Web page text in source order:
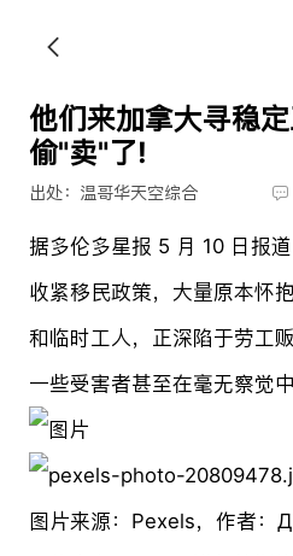
他们来加拿大寻稳
偷"卖"了!
出处：温哥华天空综合
据多伦多星报 5 月 10 日报
收紧移民政策，大量原本怀
和临时工人，正深陷于劳工
一些受害者甚至在毫无察觉
图片来源：Pexels，作者